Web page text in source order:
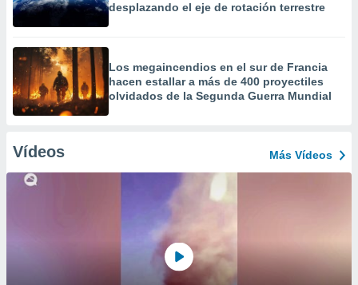
desplazando el eje de rotación terrestre
Los megaincendios en el sur de Francia
hacen estallar a más de 400 proyectiles
olvidados de la Segunda Guerra Mundial
Vídeos Más Vídeos